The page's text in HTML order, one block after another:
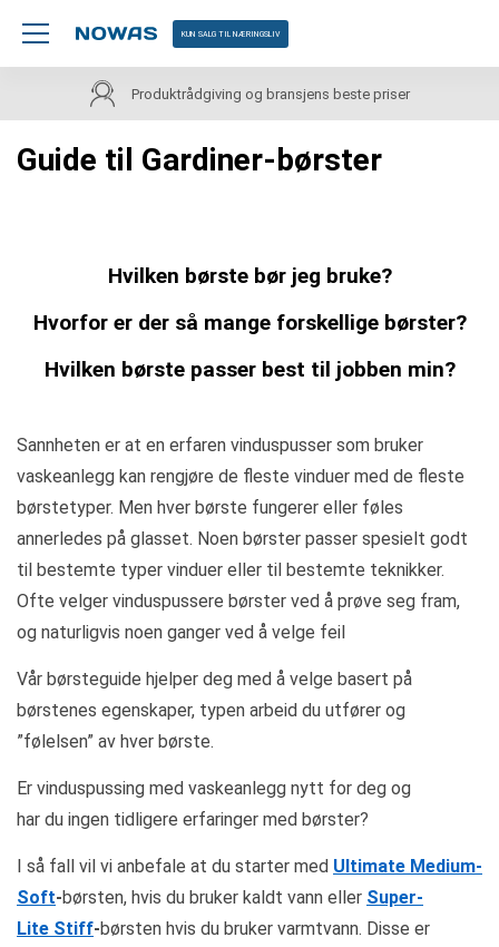
KUN SALG TIL NÆRINGSLIV
Produktrådgiving og bransjens beste priser
Guide til Gardiner-børster
Hvilken børste bør jeg bruke?
Hvorfor er der så mange forskellige børster?
Hvilken børste passer best til jobben min?
Sannheten er at en erfaren vinduspusser som bruker
vaskeanlegg kan rengjøre de fleste vinduer med de fleste
børstetyper. Men hver børste fungerer eller føles
annerledes på glasset. Noen børster passer spesielt godt
til bestemte typer vinduer eller til bestemte teknikker.
Ofte velger vinduspussere børster ved å prøve seg fram,
og naturligvis noen ganger ved å velge feil
Vår børsteguide hjelper deg med å velge basert på
børstenes egenskaper, typen arbeid du utfører og
”følelsen” av hver børste.
Er vinduspussing med vaskeanlegg nytt for deg og
har du ingen tidligere erfaringer med børster?
I så fall vil vi anbefale at du starter med Ultimate Medium-
Soft-børsten, hvis du bruker kaldt vann eller Super-
Lite Stiff-børsten hvis du bruker varmtvann. Disse er